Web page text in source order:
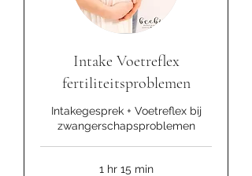
Intake Voetreflex
fertiliteitsproblemen
Intakegesprek + Voetreflex bij
zwangerschapsproblemen
1 hr 15 min